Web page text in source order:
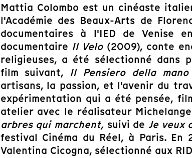
Mattia Colombo est un cinéaste
l'Académie des Beaux-Arts de
documentaires à l'IED de Venise
documentaire Il Velo (2009), conte
religieuses, a été sélectionné dans
film suivant, Il Pensiero della mano
artisans, la passion, et l'avenir du
expérimentation qui a été pensée,
atelier avec le réalisateur
arbres qui marchent,suivi de Je veux
festival Cinéma du Réel, à Paris. En
Valentina Cicogna, sélectionné aux